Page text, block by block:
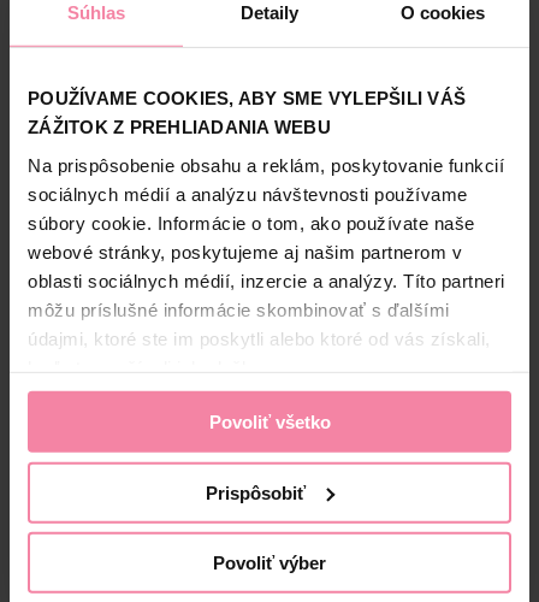
Súhlas Detaily O cookies
POUŽÍVAME COOKIES, ABY SME VYLEPŠILI VÁŠ
ZÁŽITOK Z PREHLIADANIA WEBU
Na prispôsobenie obsahu a reklám, poskytovanie funkcií
sociálnych médií a analýzu návštevnosti používame
súbory cookie. Informácie o tom, ako používate naše
webové stránky, poskytujeme aj našim partnerom v
oblasti sociálnych médií, inzercie a analýzy. Títo partneri
môžu príslušné informácie skombinovať s ďalšími
údajmi, ktoré ste im poskytli alebo ktoré od vás získali,
Povoliť všetko
Prispôsobiť
Povoliť výber
Náš prvý olejový balzam, ktorý sa na perách rozpúšťa a
zanecháva ich hebké, žiarivé a plné lesku!
Informácie o výrobcovi
LOD
Zobraziť viac
Bezpečnosť a balenie
Zloženie
High-contrast mode